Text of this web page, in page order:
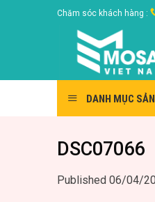
Chăm sóc khách hàng :
DANH MỤC
DSC07066
Published 06/04/